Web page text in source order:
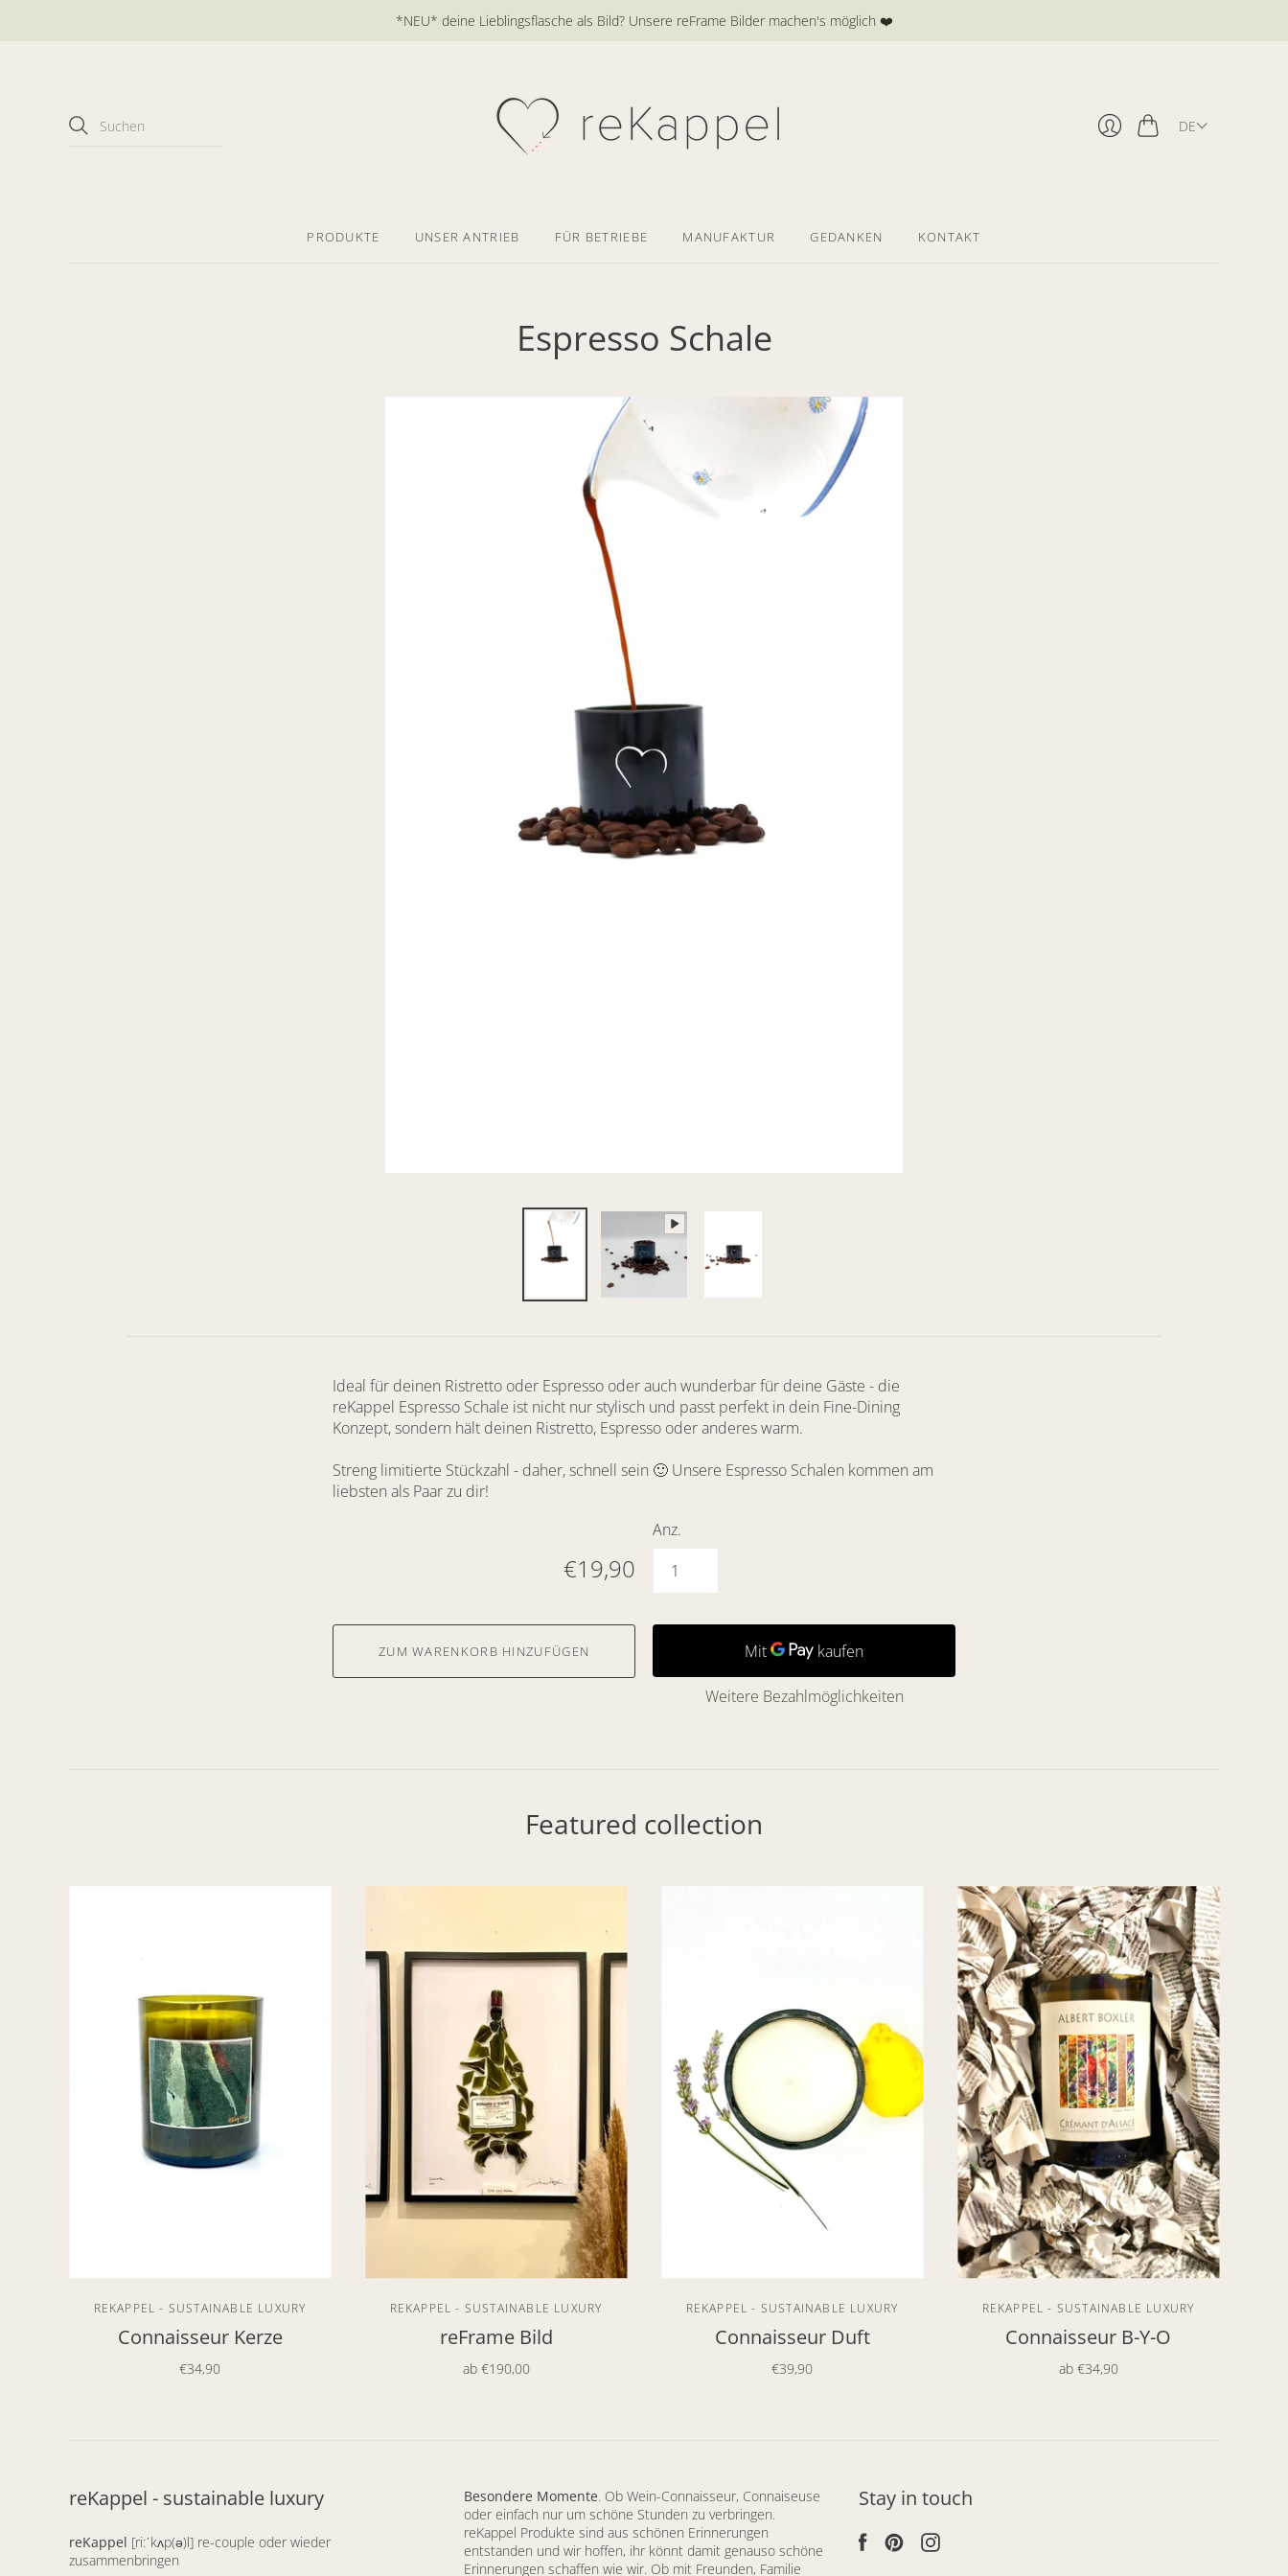
*NEU* deine Lieblingsflasche als Bild? Unsere reFrame Bilder machen's möglich ❤️
DE
PRODUKTE UNSER ANTRIEB FÜR BETRIEBE MANUFAKTUR GEDANKEN KONTAKT
Espresso Schale
Ideal für deinen Ristretto oder Espresso oder auch wunderbar für deine Gäste - die
reKappel Espresso Schale ist nicht nur stylisch und passt perfekt in dein Fine-Dining
Konzept, sondern hält deinen Ristretto, Espresso oder anderes warm.
Streng limitierte Stückzahl - daher, schnell sein 🙂 Unsere Espresso Schalen kommen am
liebsten als Paar zu dir!
€19,90
Anz.
ZUM WARENKORB HINZUFÜGEN
Weitere Bezahlmöglichkeiten
Featured collection
REKAPPEL - SUSTAINABLE LUXURY
Connaisseur Kerze
€34,90
REKAPPEL - SUSTAINABLE LUXURY
reFrame Bild
ab €190,00
REKAPPEL - SUSTAINABLE LUXURY
Connaisseur Duft
€39,90
REKAPPEL - SUSTAINABLE LUXURY
Connaisseur B-Y-O
ab €34,90
reKappel - sustainable luxury
reKappel [ri:ˈkʌp(ə)l] re-couple oder wieder
zusammenbringen
Besondere Momente. Ob Wein-Connaisseur, Connaiseuse
oder einfach nur um schöne Stunden zu verbringen.
reKappel Produkte sind aus schönen Erinnerungen
entstanden und wir hoffen, ihr könnt damit genauso schöne
Erinnerungen schaffen wie wir. Ob mit Freunden, Familie
Stay in touch